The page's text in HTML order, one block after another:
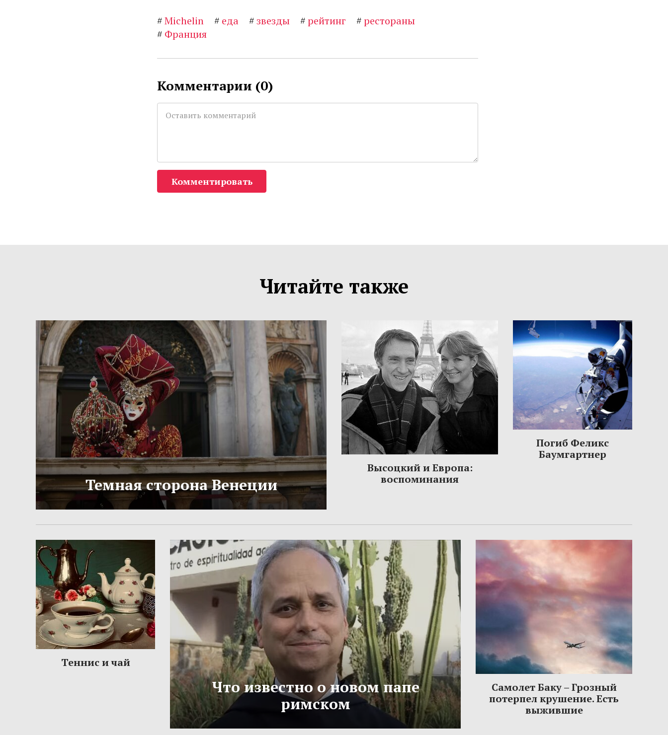
#Michelin # еда #звезды #рейтинг #рестораны
# Франция
Комментарии (0)
Комментировать
Читайте также
Темная сторона Венеции
Высоцкий и Европа:
воспоминания
Погиб Феликс
Баумгартнер
Теннис и чай
Что известно о новом папе
римском
Самолет Баку – Грозный
потерпел крушение. Есть
выжившие